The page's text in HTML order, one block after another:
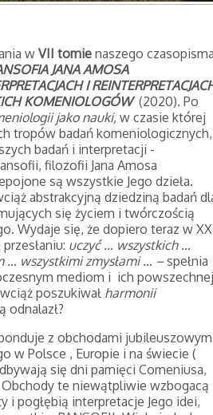
w VII tomie naszego
JANA AMOSA
I
KOMENIOLOGÓW (2020). Po
jako nauki, w czasie której
tropów badań komeniologicznych,
badań i interpretacji -
filozofii Jana Amosa
są wszystkie Jego dzieła.
abstrakcyjną dziedziną badań
się życiem i twórczością
Wydaje się, że dopiero teraz w
uczyć … wszystkich …
… wszystkimi zmysłami … –spełnia
mediom i ich powszechnej
poszukiwał harmonii
odnalazł?
z obchodami
w Polsce , Europie i na świecie (
się dni pamięci Comeniusa,
te niewątpliwie wzbogacą
i pogłębią interpretacje Jego idei,